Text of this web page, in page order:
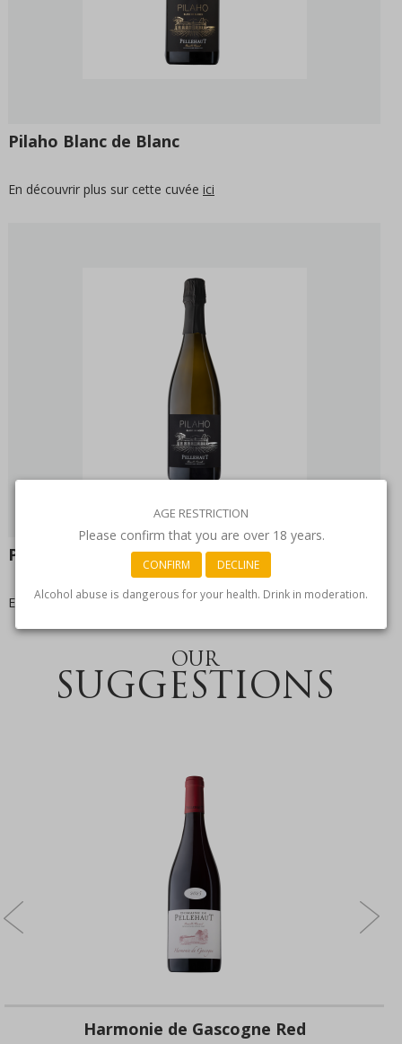
AGE RESTRICTION
Please confirm that you are over 18 years.
CONFIRM DECLINE
Alcohol abuse is dangerous for your health. Drink in moderation.
Pilaho Blanc de Blanc
En découvrir plus sur cette cuvée ici
Pilaho Blanc de Noirs
En découvrir plus sur cette cuvéeici
OUR
SUGGESTIONS
Harmonie de Gascogne Red